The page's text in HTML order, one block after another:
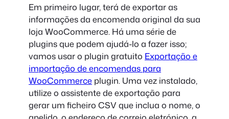
Em primeiro lugar, terá de exportar as
informações da encomenda original da sua
loja WooCommerce. Há uma série de
plugins que podem ajudá-lo a fazer isso;
vamos usar o plugin gratuito Exportação e
importação de encomendas para
WooCommerce plugin. Uma vez instalado,
utilize o assistente de exportação para
gerar um ficheiro CSV que inclua o nome, o